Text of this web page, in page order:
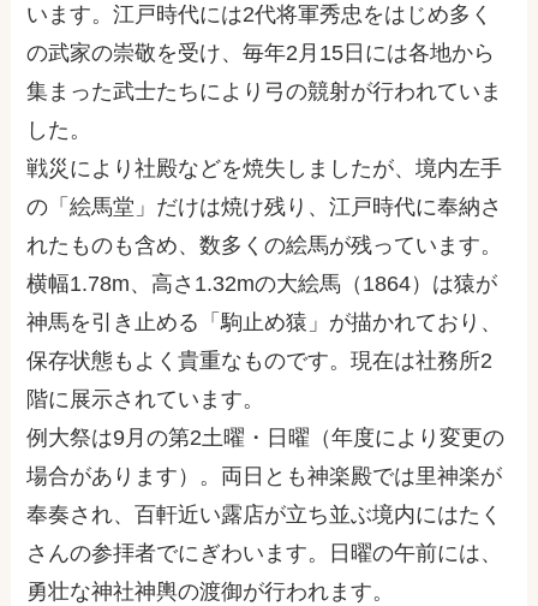
います。江戸時代には2代将軍秀忠をはじめ多く
の武家の崇敬を受け、毎年2月15日には各地から
集まった武士たちにより弓の競射が行われていま
した。
戦災により社殿などを焼失しましたが、境内左手
の「絵馬堂」だけは焼け残り、江戸時代に奉納さ
れたものも含め、数多くの絵馬が残っています。
横幅1.78m、高さ1.32mの大絵馬（1864）は猿が
神馬を引き止める「駒止め猿」が描かれており、
保存状態もよく貴重なものです。現在は社務所2
階に展示されています。
例大祭は9月の第2土曜・日曜（年度により変更の
場合があります）。両日とも神楽殿では里神楽が
奉奏され、百軒近い露店が立ち並ぶ境内にはたく
さんの参拝者でにぎわいます。日曜の午前には、
勇壮な神社神輿の渡御が行われます。